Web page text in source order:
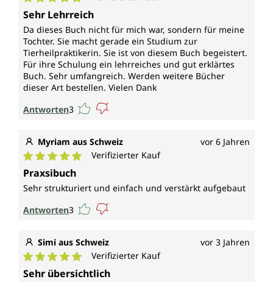
Durchschnittliche Bewertung von 5 von 5 Sternen
Sehr Lehrreich
Da dieses Buch nicht für mich war, sondern für meine
Tochter. Sie macht gerade ein Studium zur
Tierheilpraktikerin. Sie ist von diesem Buch begeistert.
Für ihre Schulung ein lehrreiches und gut erklärtes
Buch. Sehr umfangreich. Werden weitere Bücher
dieser Art bestellen. Vielen Dank
Antworten3
Myriam aus Schweiz vor 6 Jahren
Durchschnittliche Bewertung von 5 von 5 Sternen
Verifizierter Kauf
Praxsibuch
Sehr strukturiert und einfach und verstärkt aufgebaut
Antworten3
Simi aus Schweiz vor 3 Jahren
Durchschnittliche Bewertung von 5 von 5 Sternen
Verifizierter Kauf
Sehr übersichtlich